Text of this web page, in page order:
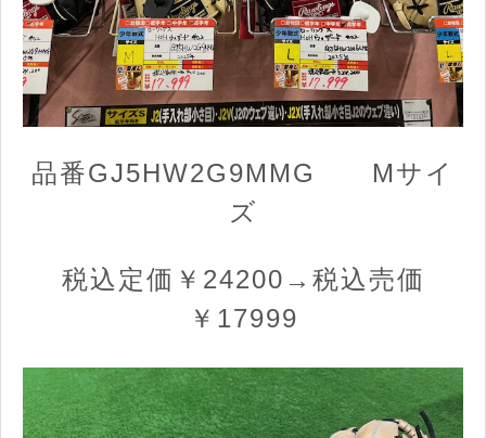
品番GJ5HW2G9MMG Mサイ
ズ
税込定価￥24200→税込売価
￥17999